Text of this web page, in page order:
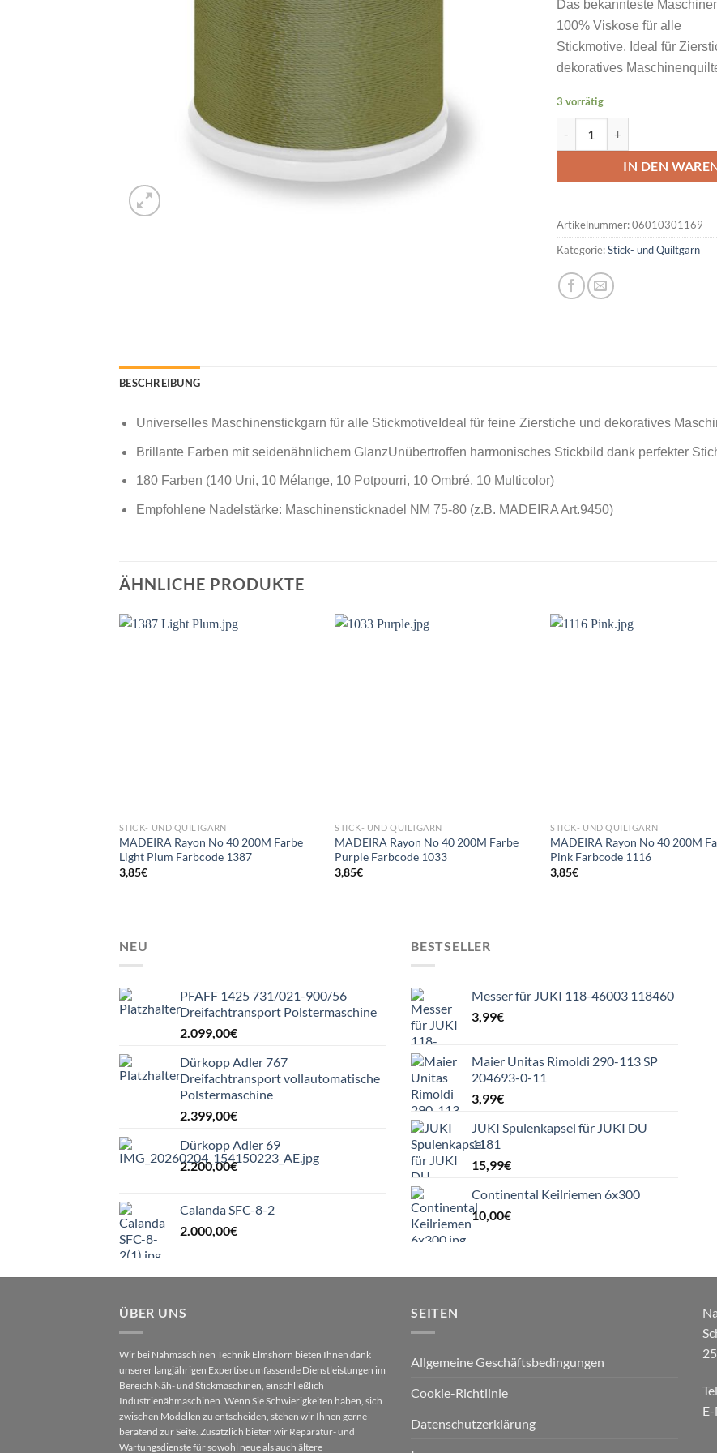
Das bekannteste
100% Viskose für alle
Stickmotive. Ideal für
dekoratives
3 vorrätig
IN DEN
Artikelnummer:06010301169
Kategorie:Stick- und Quiltgarn
BESCHREIBUNG
Universelles Maschinenstickgarn für alle StickmotiveIdeal für feine Zierstiche und dekoratives
Brillante Farben mit seidenähnlichem GlanzUnübertroffen harmonisches Stickbild dank perfekter
180 Farben (140 Uni, 10 Mélange, 10 Potpourri, 10 Ombré, 10 Multicolor)
Empfohlene Nadelstärke: Maschinensticknadel NM 75-80 (z.B. MADEIRA Art.9450)
ÄHNLICHE PRODUKTE
STICK- UND QUILTGARN
MADEIRA Rayon No 40 200M Farbe
Light Plum Farbcode 1387
3,85€
STICK- UND QUILTGARN
MADEIRA Rayon No 40 200M Farbe
Purple Farbcode 1033
3,85€
STICK- UND QUILTGARN
MADEIRA Rayon No 40 200M
Pink Farbcode 1116
3,85€
NEU
PFAFF 1425 731/021-900/56
Dreifachtransport Polstermaschine
2.099,00€
Dürkopp Adler 767
Dreifachtransport vollautomatische
Polstermaschine
2.399,00€
Dürkopp Adler 69
2.200,00€
Calanda SFC-8-2
2.000,00€
BESTSELLER
Messer für JUKI 118-46003 118460
3,99€
Maier Unitas Rimoldi 290-113 SP
204693-0-11
3,99€
JUKI Spulenkapsel für JUKI DU
1181
15,99€
Continental Keilriemen 6x300
10,00€
ÜBER UNS
Wir bei Nähmaschinen Technik Elmshorn bieten Ihnen dank
unserer langjährigen Expertise umfassende Dienstleistungen im
Bereich Näh- und Stickmaschinen, einschließlich
Industrienähmaschinen. Wenn Sie Schwierigkeiten haben, sich
zwischen Modellen zu entscheiden, stehen wir Ihnen gerne
beratend zur Seite. Zusätzlich bieten wir Reparatur- und
Wartungsdienste für sowohl neue als auch ältere
SEITEN
Allgemeine Geschäftsbedingungen
Cookie-Richtlinie
Datenschutzerklärung